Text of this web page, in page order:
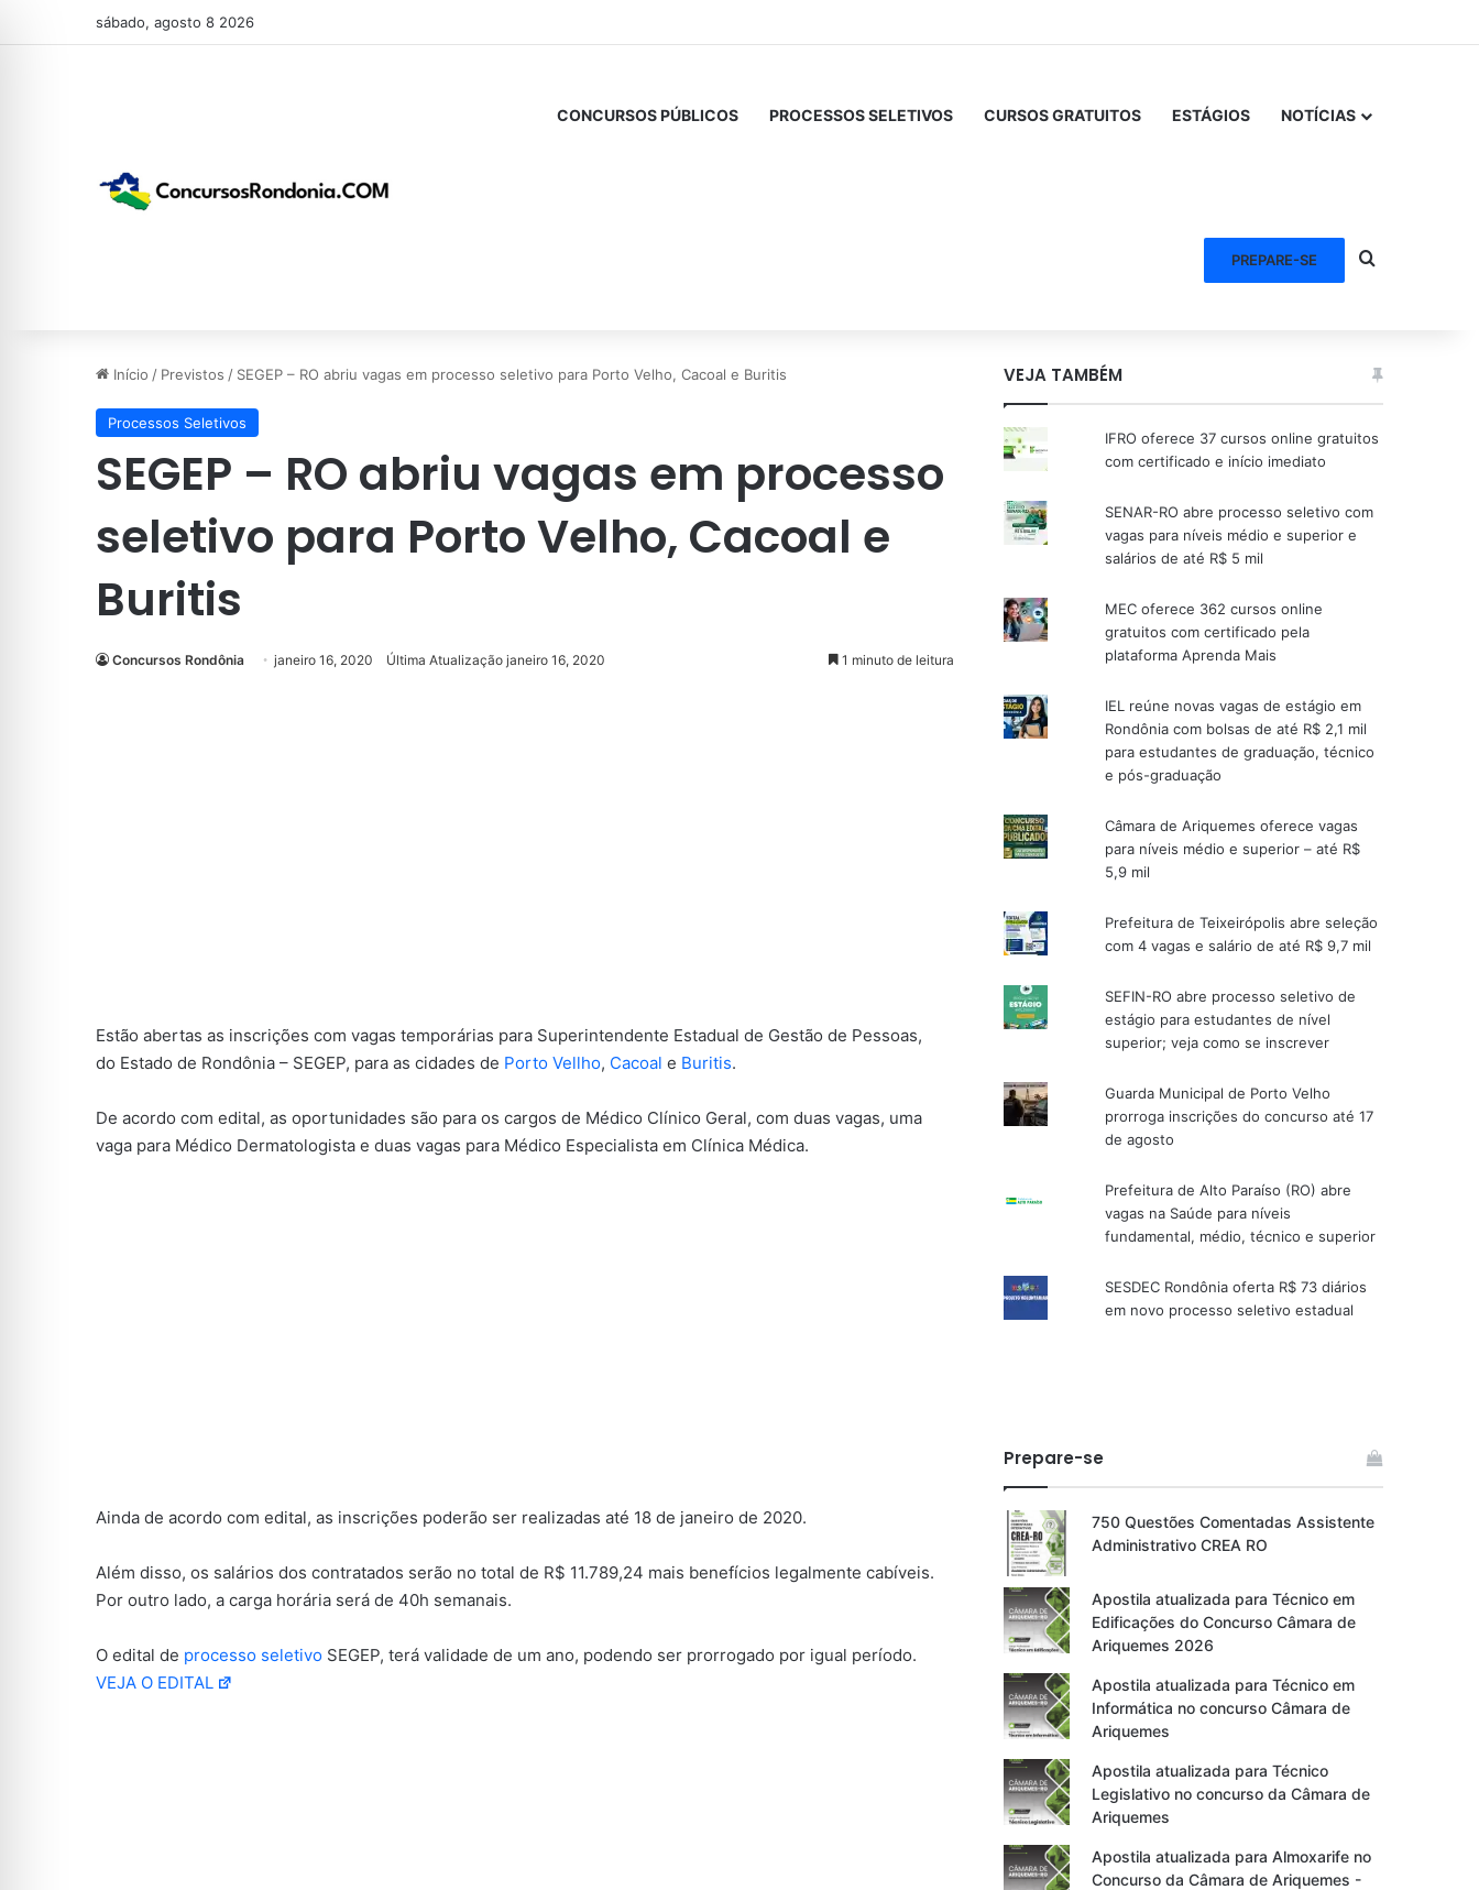
sábado, agosto 8 2026
CONCURSOS PÚBLICOS PROCESSOS SELETIVOS CURSOS GRATUITOS ESTÁGIOS NOTÍCIAS
PREPARE-SE Procurar por
Início / Previstos / SEGEP – RO abriu vagas em processo seletivo para Porto Velho, Cacoal e Buritis
Processos Seletivos
SEGEP – RO abriu vagas em processo
seletivo para Porto Velho, Cacoal e
Buritis
Concursos Rondônia janeiro 16, 2020 Última Atualização janeiro 16, 2020 1 minuto de leitura
Estão abertas as inscrições com vagas temporárias para Superintendente Estadual de Gestão de Pessoas,
do Estado de Rondônia – SEGEP, para as cidades de Porto Vellho, Cacoal e Buritis.
De acordo com edital, as oportunidades são para os cargos de Médico Clínico Geral, com duas vagas, uma
vaga para Médico Dermatologista e duas vagas para Médico Especialista em Clínica Médica.
Ainda de acordo com edital, as inscrições poderão ser realizadas até 18 de janeiro de 2020.
Além disso, os salários dos contratados serão no total de R$ 11.789,24 mais benefícios legalmente cabíveis.
Por outro lado, a carga horária será de 40h semanais.
O edital de processo seletivo SEGEP, terá validade de um ano, podendo ser prorrogado por igual período.
VEJA O EDITAL
VEJA TAMBÉM
IFRO oferece 37 cursos online gratuitos
com certificado e início imediato
SENAR-RO abre processo seletivo com
vagas para níveis médio e superior e
salários de até R$ 5 mil
MEC oferece 362 cursos online
gratuitos com certificado pela
plataforma Aprenda Mais
IEL reúne novas vagas de estágio em
Rondônia com bolsas de até R$ 2,1 mil
para estudantes de graduação, técnico
e pós-graduação
Câmara de Ariquemes oferece vagas
para níveis médio e superior – até R$
5,9 mil
Prefeitura de Teixeirópolis abre seleção
com 4 vagas e salário de até R$ 9,7 mil
SEFIN-RO abre processo seletivo de
estágio para estudantes de nível
superior; veja como se inscrever
Guarda Municipal de Porto Velho
prorroga inscrições do concurso até 17
de agosto
Prefeitura de Alto Paraíso (RO) abre
vagas na Saúde para níveis
fundamental, médio, técnico e superior
SESDEC Rondônia oferta R$ 73 diários
em novo processo seletivo estadual
Prepare-se
750 Questões Comentadas Assistente
Administrativo CREA RO
Apostila atualizada para Técnico em
Edificações do Concurso Câmara de
Ariquemes 2026
Apostila atualizada para Técnico em
Informática no concurso Câmara de
Ariquemes
Apostila atualizada para Técnico
Legislativo no concurso da Câmara de
Ariquemes
Apostila atualizada para Almoxarife no
Concurso da Câmara de Ariquemes -